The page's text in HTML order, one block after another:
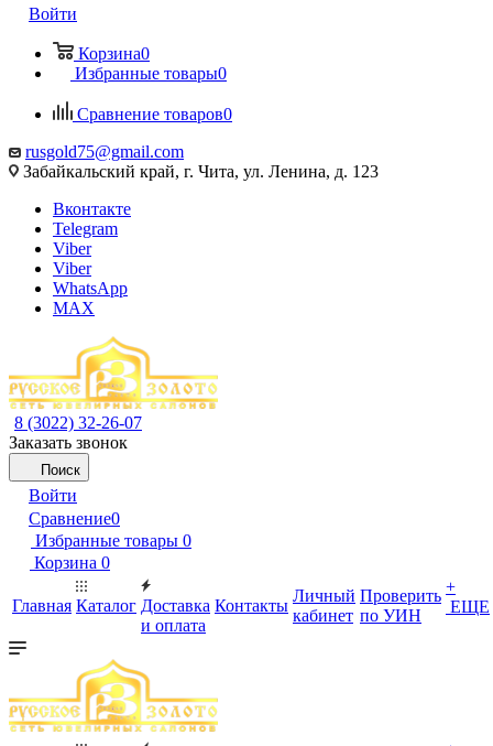
Войти
Корзина0
Избранные товары0
Сравнение товаров0
rusgold75@gmail.com
Забайкальский край, г. Чита, ул. Ленина, д. 123
Вконтакте
Telegram
Viber
Viber
WhatsApp
MAX
8 (3022) 32-26-07
Заказать звонок
Поиск
Войти
Сравнение0
Избранные товары 0
Корзина 0
Главная Каталог Доставка
и оплата
Контакты
Личный
кабинет
Проверить
по УИН
+
ЕЩЕ